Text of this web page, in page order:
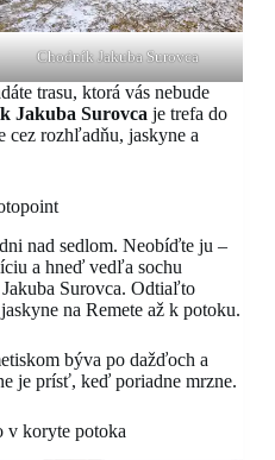
Chodník Jakuba Surovca
trasu, ktorá vás nebude
Jakuba Surovca je trefa do
cez rozhľadňu, jaskyne a
nad sedlom. Neobíďte ju –
a hneď vedľa sochu
Surovca. Odtiaľto
na Remete až k potoku.
býva po dažďoch a
je prísť, keď poriadne mrzne.
v koryte potoka